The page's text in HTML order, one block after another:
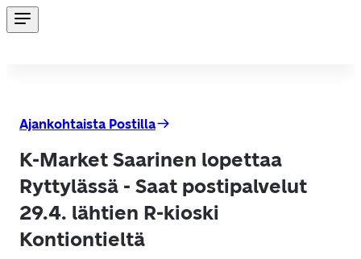
Ajankohtaista Postilla
K-Market Saarinen lopettaa
Ryttylässä - Saat postipalvelut
29.4. lähtien R-kioski
Kontiontieltä